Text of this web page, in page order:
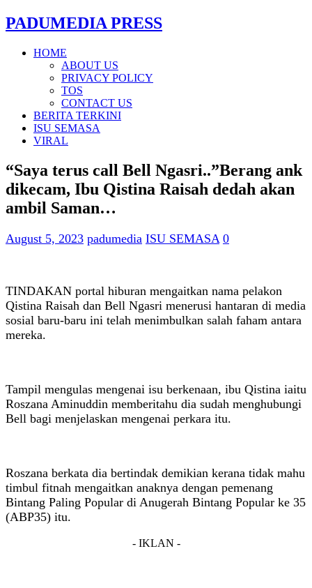
PADUMEDIA PRESS
HOME
ABOUT US
PRIVACY POLICY
TOS
CONTACT US
BERITA TERKINI
ISU SEMASA
VIRAL
“Saya terus call Bell Ngasri..”Berang ank
dikecam, Ibu Qistina Raisah dedah akan
ambil Saman…
August 5, 2023 padumedia ISU SEMASA 0
TINDAKAN portal hiburan mengaitkan nama pelakon
Qistina Raisah dan Bell Ngasri menerusi hantaran di media
sosial baru-baru ini telah menimbulkan salah faham antara
mereka.
Tampil mengulas mengenai isu berkenaan, ibu Qistina iaitu
Roszana Aminuddin memberitahu dia sudah menghubungi
Bell bagi menjelaskan mengenai perkara itu.
Roszana berkata dia bertindak demikian kerana tidak mahu
timbul fitnah mengaitkan anaknya dengan pemenang
Bintang Paling Popular di Anugerah Bintang Popular ke 35
(ABP35) itu.
- IKLAN -